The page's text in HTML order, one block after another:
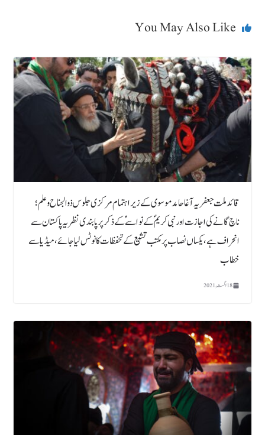
You May Also Like
قائد ملت جعفریہ آغا حامد موسوی کے زیر اہتمام مرکزی جلوس ذوالجناح و علم ؛
ناچ گانے کی اجازت اور نبی کریم ؐکے نواسےؑ کے ذکر پر پابندی نظریہ پاکستان سے
انحراف ہے، یکساں نصاب پر مکتب تشیع کے تحفظات کا نوٹس لیا جائے، میڈیا سے
خطاب
18 اگست, 2021